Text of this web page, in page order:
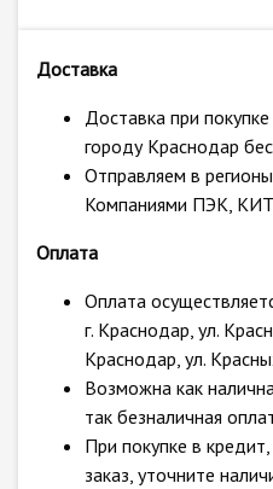
Доставка
Доставка при
городу Краснодар
Отправляем в
Компаниями ПЭК,
Оплата
Оплата
г. Краснодар, ул.
Краснодар, ул.
Возможна как
так безналичная
При покупке в
заказ, уточните